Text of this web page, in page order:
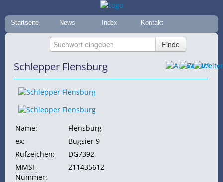
Startseite News Index Kontakt
Schlepper Flensburg
Name:
Flensburg
ex:
Bugsier 9
Rufzeichen:
DG7392
MMSI-
Nummer:
211435612